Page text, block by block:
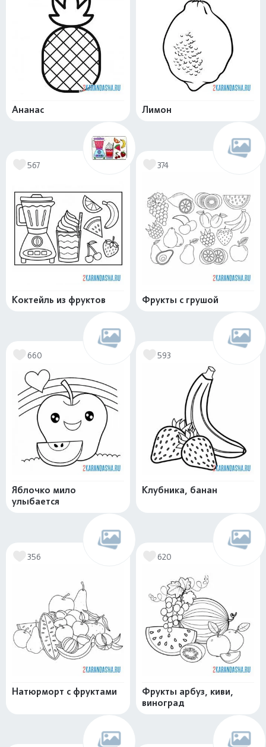
Ананас Лимон
567
Коктейль из фруктов
374
Фрукты с грушой
660
Яблочко мило
улыбается
593
Клубника, банан
356
Натюрморт с фруктами
620
Фрукты арбуз, киви,
виноград